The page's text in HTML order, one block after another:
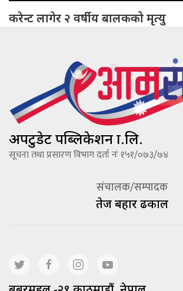
करेन्ट लागेर २ वर्षीय बालकको मृत्यु
अपटुडेट पब्लिकेशन प्रा.लि.
सूचना तथा प्रसारण विभाग दर्ता नंः १५१/०७३/७४
संचालक/सम्पादक
तेज बहादूर ढकाल